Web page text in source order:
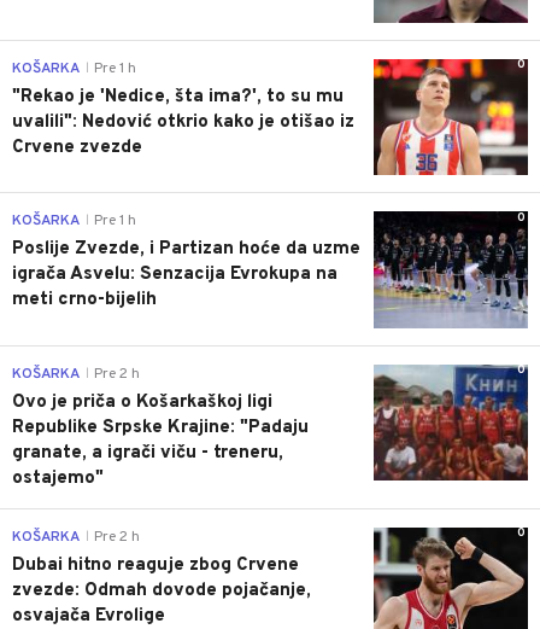
0
KOŠARKA Pre 1 h
"Rekao je 'Nedice, šta ima?', to su mu
uvalili": Nedović otkrio kako je otišao iz
Crvene zvezde
0
KOŠARKA Pre 1 h
Poslije Zvezde, i Partizan hoće da uzme
igrača Asvelu: Senzacija Evrokupa na
meti crno-bijelih
0
KOŠARKA Pre 2 h
Ovo je priča o Košarkaškoj ligi
Republike Srpske Krajine: "Padaju
granate, a igrači viču - treneru,
ostajemo"
0
KOŠARKA Pre 2 h
Dubai hitno reaguje zbog Crvene
zvezde: Odmah dovode pojačanje,
osvajača Evrolige